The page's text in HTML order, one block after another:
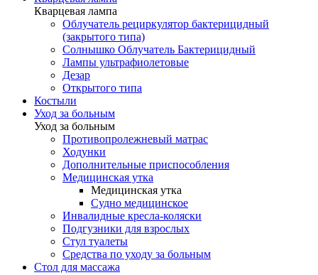
Кварцевая лампа
Облучатель рециркулятор бактерицидный
(закрытого типа)
Солнышко Облучатель Бактерицидный
Лампы ультрафиолетовые
Дезар
Открытого типа
Костыли
Уход за больным
Уход за больным
Противопролежневый матрас
Ходунки
Дополнительные приспособления
Медицинская утка
Медицинская утка
Судно медицинское
Инвалидные кресла-коляски
Подгузники для взрослых
Стул туалеты
Средства по уходу за больным
Cтол для массажа